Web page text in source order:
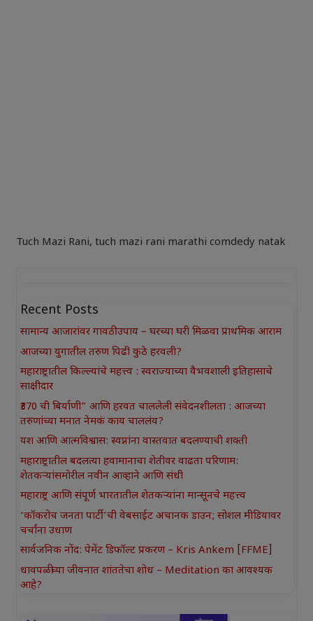
Tuch Mazi Rani, tuch mazi rani marathi comdedy natak
Recent Posts
सामान्य आजारांवर गावठी उपाय – घरच्या घरी मिळवा प्राथमिक आराम
आजच्या युगातील तरुण पिढी कुठे हरवली?
महाराष्ट्रातील किल्ल्यांचे महत्त्व : स्वराज्याच्या वैभवशाली इतिहासाचे
साक्षीदार
₹370 ची बिर्याणी” आणि हरवत चाललेली संवेदनशीलता : आजच्या
तरुणांच्या मनात नेमकं काय चाललंय?
यश आणि आत्मविश्वास: स्वप्नांना वास्तवात बदलण्याची शक्ती
महाराष्ट्रातील बदलत्या हवामानाचा शेतीवर वाढता परिणाम:
शेतकऱ्यांसमोरील नवीन आव्हाने आणि संधी
महाराष्ट्र आणि संपूर्ण भारतातील शेतकऱ्यांना मान्सूनचे महत्त्व
‘कॉकरोच जनता पार्टी’ची वेबसाईट अचानक डाउन; सोशल मीडियावर
चर्चांना उधाण
सार्वजनिक नोंद: पेमेंट डिफॉल्ट प्रकरण – Kris Ankem [FFME]
धावपळीच्या जीवनात शांततेचा शोध – Meditation का आवश्यक
आहे?